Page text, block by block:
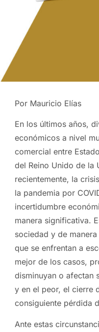
Por Mauricio Elías
En los últimos años,
económicos a nivel
comercial entre
del Reino Unido de la
recientemente, la
la pandemia por
incertidumbre
manera significativa.
sociedad y de
que se enfrentan a
mejor de los casos,
disminuyan o afectan
y en el peor, el cierre
consiguiente pérdida
Ante estas